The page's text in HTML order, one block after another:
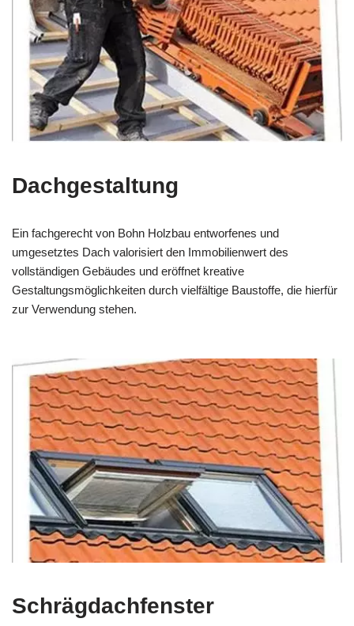
Dachgestaltung
Ein fachgerecht von Bohn Holzbau entworfenes und
umgesetztes Dach valorisiert den Immobilienwert des
vollständigen Gebäudes und eröffnet kreative
Gestaltungsmöglichkeiten durch vielfältige Baustoffe, die hierfür
zur Verwendung stehen.
Schrägdachfenster